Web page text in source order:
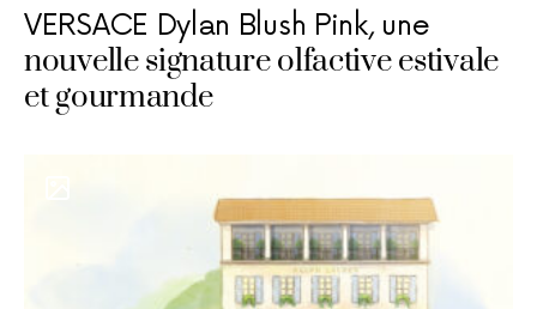
VERSACE Dylan Blush Pink, une
nouvelle signature olfactive estivale
et gourmande